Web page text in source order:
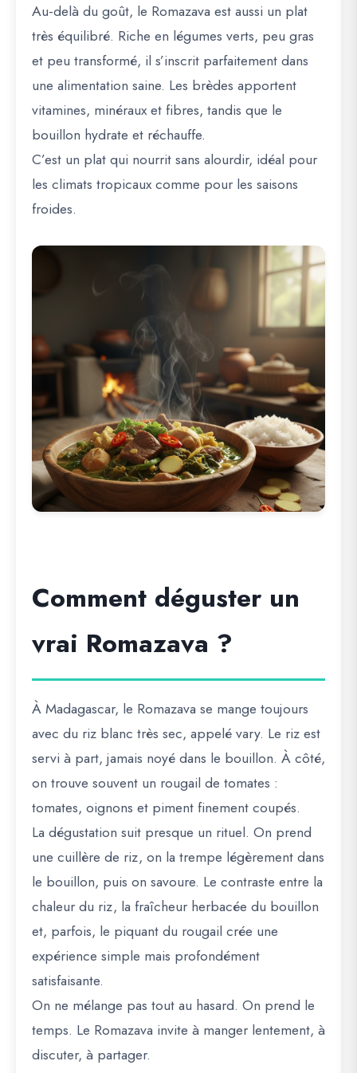
Au-delà du goût, le Romazava est aussi un plat
très équilibré. Riche en légumes verts, peu gras
et peu transformé, il s’inscrit parfaitement dans
une alimentation saine. Les brèdes apportent
vitamines, minéraux et fibres, tandis que le
bouillon hydrate et réchauffe.
C’est un plat qui nourrit sans alourdir, idéal pour
les climats tropicaux comme pour les saisons
froides.
Comment déguster un
vrai Romazava ?
À Madagascar, le Romazava se mange toujours
avec du riz blanc très sec, appelévary. Le riz est
servi à part, jamais noyé dans le bouillon. À côté,
on trouve souvent un rougail de tomates :
tomates, oignons et piment finement coupés.
La dégustation suit presque un rituel. On prend
une cuillère de riz, on la trempe légèrement dans
le bouillon, puis on savoure. Le contraste entre la
chaleur du riz, la fraîcheur herbacée du bouillon
et, parfois, le piquant du rougail crée une
expérience simple mais profondément
satisfaisante.
On ne mélange pas tout au hasard. On prend le
temps. Le Romazava invite à manger lentement, à
discuter, à partager.